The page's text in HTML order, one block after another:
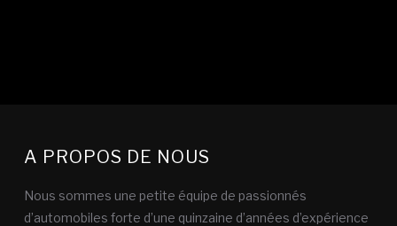
A PROPOS DE NOUS
Nous sommes une petite équipe de passionnés
d’automobiles forte d’une quinzaine d’années d’expérience